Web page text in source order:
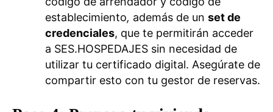
establecimiento, además de un set de
credenciales, que te permitirán acceder
a SES.HOSPEDAJES sin necesidad de
utilizar tu certificado digital. Asegúrate de
compartir esto con tu gestor de reservas.